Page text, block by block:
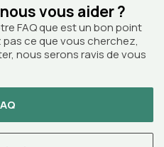
vous aider ?
FAQ que est un bon point
ce que vous cherchez,
nous serons ravis de vous